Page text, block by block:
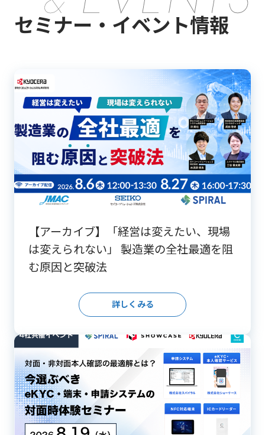
セミナー・イベント情報
【アーカイブ】「経営は変えたい、現場
は変えられない」 製造業の全社最適を阻
む原因と突破法
詳しくみる